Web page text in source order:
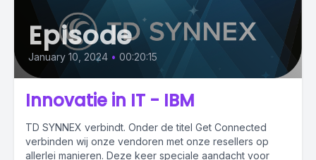
Episode
January 10, 2024 • 00:20:15
Innovatie in IT - IBM
TD SYNNEX verbindt. Onder de titel Get Connected
verbinden wij onze vendoren met onze resellers op
allerlei manieren. Deze keer speciale aandacht voor